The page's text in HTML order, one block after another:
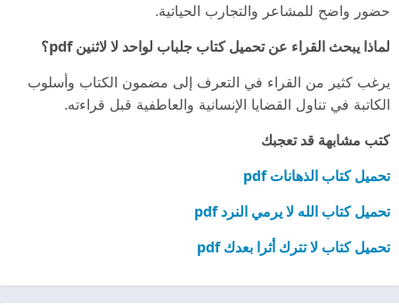
حضور واضح للمشاعر والتجارب الحياتية.
لماذا يبحث القراء عن تحميل كتاب جلباب لواحد لا لاثنين pdf؟
يرغب كثير من القراء في التعرف إلى مضمون الكتاب وأسلوب
الكاتبة في تناول القضايا الإنسانية والعاطفية قبل قراءته.
كتب مشابهة قد تعجبك
تحميل كتاب الذهانات pdf
تحميل كتاب الله لا يرمي النرد pdf
تحميل كتاب لا تترك أثرا بعدك pdf